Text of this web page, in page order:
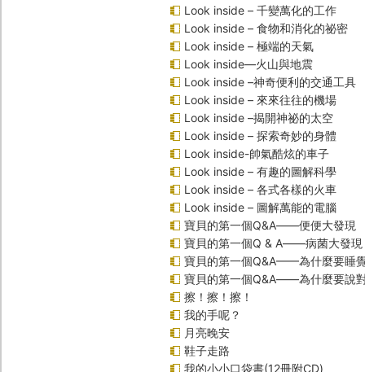
Look inside – 千變萬化的工作
Look inside – 食物和消化的祕密
Look inside – 極端的天氣
Look inside—火山與地震
Look inside –神奇便利的交通工具
Look inside – 來來往往的機場
Look inside –揭開神祕的太空
Look inside – 探索奇妙的身體
Look inside-帥氣酷炫的車子
Look inside – 有趣的圖解科學
Look inside – 各式各樣的火車
Look inside – 圖解萬能的電腦
寶貝的第一個Q&A――便便大發現
寶貝的第一個Q & A――病菌大發現
寶貝的第一個Q&A——為什麼要睡
寶貝的第一個Q&A――為什麼要說
擦！擦！擦！
我的手呢？
月亮晚安
鞋子走路
我的小小口袋書(12冊附CD)